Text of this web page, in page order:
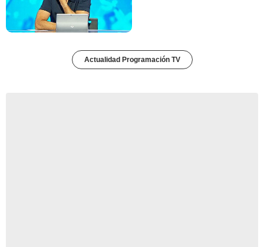
Actualidad Programación TV